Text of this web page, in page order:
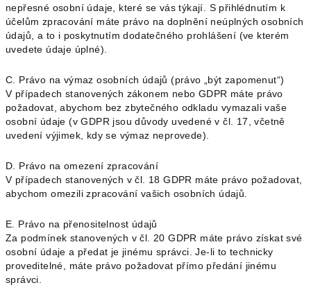
nepřesné osobní údaje, které se vás týkají. S přihlédnutím k
účelům zpracování máte právo na doplnění neúplných osobních
údajů, a to i poskytnutím dodatečného prohlášení (ve kterém
uvedete údaje úplné).
C. Právo na výmaz osobních údajů (právo „být zapomenut“)
V případech stanovených zákonem nebo GDPR máte právo
požadovat, abychom bez zbytečného odkladu vymazali vaše
osobní údaje (v GDPR jsou důvody uvedené v čl. 17, včetně
uvedení výjimek, kdy se výmaz neprovede).
D. Právo na omezení zpracování
V případech stanovených v čl. 18 GDPR máte právo požadovat,
abychom omezili zpracování vašich osobních údajů.
E. Právo na přenositelnost údajů
Za podmínek stanovených v čl. 20 GDPR máte právo získat své
osobní údaje a předat je jinému správci. Je-li to technicky
proveditelné, máte právo požadovat přímo předání jinému
správci.